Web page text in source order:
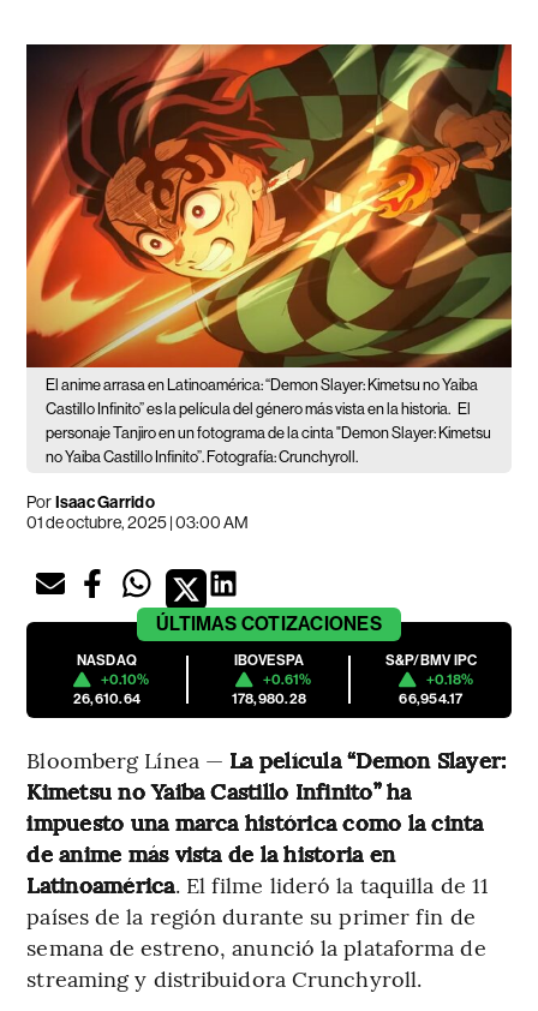
El anime arrasa en Latinoamérica: “Demon Slayer: Kimetsu no Yaiba
Castillo Infinito” es la película del género más vista en la historia. El
personaje Tanjiro en un fotograma de la cinta "Demon Slayer: Kimetsu
no Yaiba Castillo Infinito”. Fotografía: Crunchyroll.
PorIsaac Garrido
01 de octubre, 2025 | 03:00 AM
ÚLTIMAS COTIZACIONES
NASDAQ
+0.10%
26,610.64
IBOVESPA
+0.61%
178,980.28
S&P/BMV IPC
+0.18%
66,954.17
Bloomberg Línea — La película “Demon Slayer:
Kimetsu no Yaiba Castillo Infinito” ha
impuesto una marca histórica como la cinta
de anime más vista de la historia en
Latinoamérica. El filme lideró la taquilla de 11
países de la región durante su primer fin de
semana de estreno, anunció la plataforma de
streaming y distribuidora Crunchyroll.